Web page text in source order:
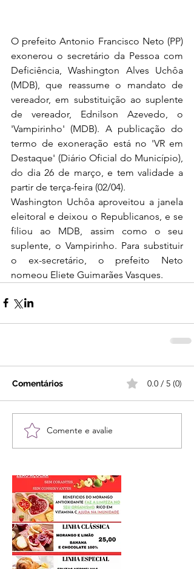
O prefeito Antonio Francisco Neto (PP)
exonerou o secretário da Pessoa com
Deficiência, Washington Alves Uchôa
(MDB), que reassume o mandato de
vereador, em substituição ao suplente
de vereador, Ednilson Azevedo, o
'Vampirinho' (MDB). A publicação do
termo de exoneração está no 'VR em
Destaque' (Diário Oficial do Município),
do dia 26 de março, e tem validade a
partir de terça-feira (02/04).
Washington Uchôa aproveitou a janela
eleitoral e deixou o Republicanos, e se
filiou ao MDB, assim como o seu
suplente, o Vampirinho. Para substituir
o ex-secretário, o prefeito Neto
nomeou Eliete Guimarães Vasques.
Comentários 0.0 / 5 (0)
Comente e avalie